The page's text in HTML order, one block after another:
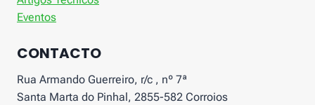
Eventos
CONTACTO
Rua Armando Guerreiro, r/c , nº 7ª
Santa Marta do Pinhal, 2855-582 Corroios